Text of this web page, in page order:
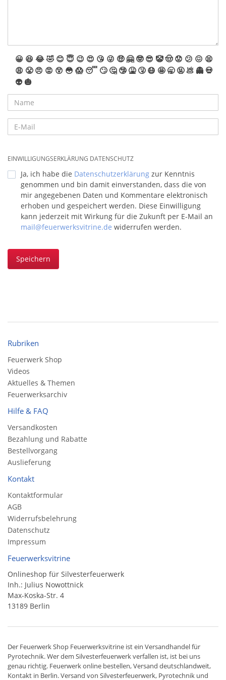
😀 😆 😂🤣 😊 😇 😉 😍 😘 😜 🤑 🤗 🤓 😎 🤡🤠 😟 😕 😖 😫
😩 😤 😠 😡 😲 😳 😱 😴 🙄 🤔 🤥 🤮 🤧 😷 🤩 🥱 🤬 💩 👻 💀
👽 🎃
EINWILLIGUNGSERKLÄRUNG DATENSCHUTZ
Ja, ich habe die Datenschutzerklärung zur Kenntnis
genommen und bin damit einverstanden, dass die von
mir angegebenen Daten und Kommentare elektronisch
erhoben und gespeichert werden. Diese Einwilligung
kann jederzeit mit Wirkung für die Zukunft per E-Mail an
mail@feuerwerksvitrine.de widerrufen werden.
Speichern
Rubriken
Feuerwerk Shop
Videos
Aktuelles & Themen
Feuerwerksarchiv
Hilfe & FAQ
Versandkosten
Bezahlung und Rabatte
Bestellvorgang
Auslieferung
Kontakt
Kontaktformular
AGB
Widerrufsbelehrung
Datenschutz
Impressum
Feuerwerksvitrine
Onlineshop für Silvesterfeuerwerk
Inh.: Julius Nowottnick
Max-Koska-Str. 4
13189 Berlin
Der Feuerwerk Shop Feuerwerksvitrine ist ein Versandhandelfür
Pyrotechnik. Wer dem Silvesterfeuerwerk verfallen ist, ist bei uns
genau richtig. Feuerwerk online bestellen,Versand deutschlandweit,
Kontakt in Berlin. Versand von Silvesterfeuerwerk, Pyrotechnik und